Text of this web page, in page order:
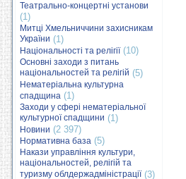
Театрально-концертні установи
(1)
Митці Хмельниччини захисникам
України (1)
Національності та релігії(10)
Основні заходи з питань
національностей та релігій (5)
Нематеріальна культурна
спадщина (1)
Заходи у сфері нематеріальної
культурної спадщини (1)
Новини (2 397)
Нормативна база (5)
Накази управління культури,
національностей, релігій та
туризму облдержадміністрації(3)